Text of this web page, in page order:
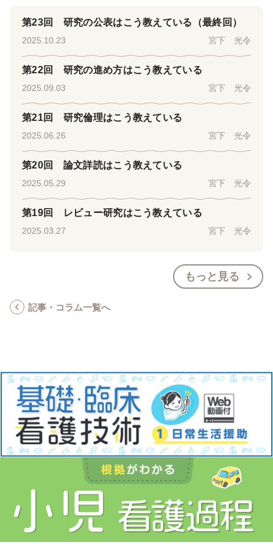
第23回 研究の公表はこう教えている（最終回）
2025.10.23 宮下 光令
第22回 研究の進め方はこう教えている
2025.09.03 宮下 光令
第21回 研究倫理はこう教えている
2025.06.26 宮下 光令
第20回 論文詳読はこう教えている
2025.05.29 宮下 光令
第19回 レビュー研究はこう教えている
2025.03.27 宮下 光令
もっと見る
記事・コラム一覧へ